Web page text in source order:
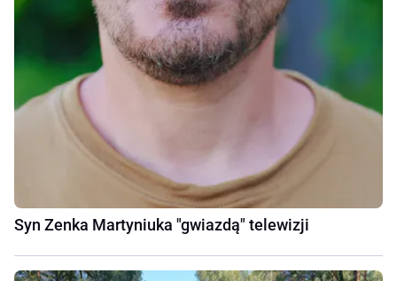
Syn Zenka Martyniuka "gwiazdą" telewizji